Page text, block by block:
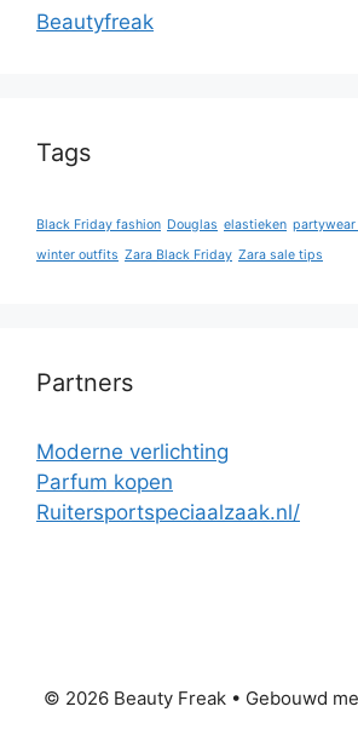
Beautyfreak
Tags
Black Friday fashion Douglas elastieken partywear
winter outfits Zara Black Friday Zara sale tips
Partners
Moderne verlichting
Parfum kopen
Ruitersportspeciaalzaak.nl/
© 2026 Beauty Freak• Gebouwd